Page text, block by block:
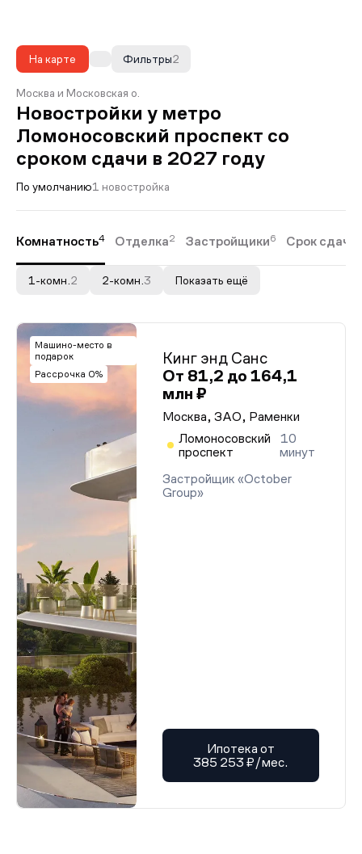
На карте 2
Фильтры
Москва и Московская о.
Новостройки у метро
Ломоносовский проспект со
сроком сдачи в 2027 году
По умолчанию1 новостройка
Комнатность4 Отделка2 Застройщики6 Срок сдачи
1-комн. 2 2-комн. 3 Показать ещё
Машино-место в
подарок
Рассрочка 0%
Кинг энд Санс
От 81,2 до 164,1
млн ₽
Москва, ЗАО, Раменки
Ломоносовский
проспект
10
минут
Застройщик «October
Group»
Ипотека от
385 253 ₽/мес.